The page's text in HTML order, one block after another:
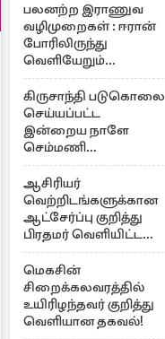
பலனற்ற இராணுவ
வழிமுறைகள் : ஈரான்
போரிலிருந்து
வெளியேறும்
வழியைத்தேடும்
அமெரிக்க தளபதி
கிருசாந்தி படுகொலை
செய்யப்பட்ட
இன்றைய நாளே
செம்மணி
இனப்படுகொலை
தினம்…!
ஆசிரியர்
வெற்றிடங்களுக்கான
ஆட்சேர்ப்பு குறித்து
பிரதமர் வெளியிட்ட
அறிவிப்பு
மெகசின்
சிறைக்கலவரத்தில்
உயிரிழந்தவர் குறித்து
வெளியான தகவல்!